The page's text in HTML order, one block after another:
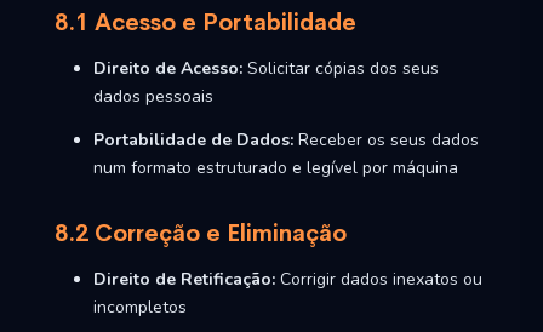
8.1 Acesso e Portabilidade
Direito de Acesso: Solicitar cópias dos seus
dados pessoais
Portabilidade de Dados: Receber os seus dados
num formato estruturado e legível por máquina
8.2 Correção e Eliminação
Direito de Retificação: Corrigir dados inexatos ou
incompletos